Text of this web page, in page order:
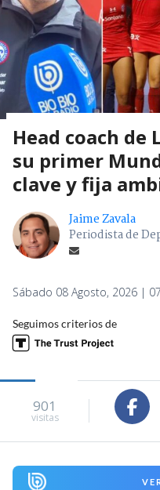
Head coach de
su primer
clave y fija
Jaime Zavala
Periodista de
Sábado 08 Agosto, 2026 |
Seguimos criterios de
901
visitas